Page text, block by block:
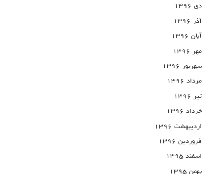
دی ۱۳۹۶
آذر ۱۳۹۶
آبان ۱۳۹۶
مهر ۱۳۹۶
شهریور ۱۳۹۶
مرداد ۱۳۹۶
تیر ۱۳۹۶
خرداد ۱۳۹۶
اردیبهشت ۱۳۹۶
فروردین ۱۳۹۶
اسفند ۱۳۹۵
بهمن ۱۳۹۵